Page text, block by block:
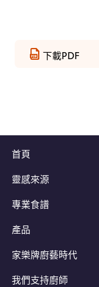
下載PDF
首頁
靈感來源
專業食譜
產品
家樂牌廚藝時代
我們支持廚師